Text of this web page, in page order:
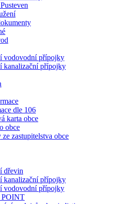
vodovodní přípojky
kanalizační přípojky
dle 106
karta obce
obce
ze zastupitelstva obce
dřevin
kanalizační přípojky
vodovodní přípojky
POINT